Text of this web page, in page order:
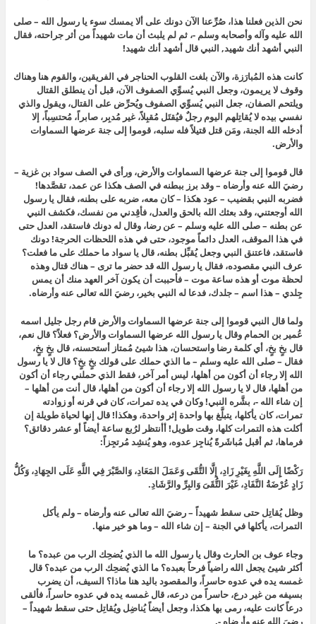
نحن الذين فعلنا هذا، صُرِّعنا الآن دونك على ألا يمسك سوء يا رسول الله – صلى
الله عليه وآله وأصحابه وسلم -، ثم لم يلبث أن مات شهيداً من أثر جراحته، فقال
النبي أشهد أنك شهيد, النبي قال أشهد أنك شهيد!
كانت هذه المُبارَزة، والآن بلغت القلوب الحناجر في الفريقين، والقوم هنا وهناك
وقوف لا يريمون، وجعل النبي يُسوِّي الصفوف الآن، قبل أن ينطلق القتال
ويلتحم الصفان، جعل النبي يُسوِّي الصفوف ويُحرِّض على القتال، ويقول والذي
نفسي بيده لا يُقاتِلهم اليوم رجلٌ فيُقتَل مُقبِلاً، غير مُدبِر، صابراً، مُحتسِباً، إلا
أدخله الله الجنة، ومَن قتل قتيلاً فله سلبه، قوموا إلى جنة عرضها السماوات
والأرض.
قال قوموا إلى جنة عرضها السماوات والأرض، ورأى في الصف سواد بن غزية –
رضيَ الله عنه وأرضاه – وقد برز ببطنه في الصف هكذا عن عمد، تقصَّدها!
فضربه النبي بقضيب – عود هكذا – كان معه، ضربه على بطنه، فقال يا رسول
الله أوجعتني، وقد بعثك الله بالحق والعدل، فأقِدني من نفسك، فكشف النبي
عن بطنه – صلى الله عليه وسلم – عن رضا، وقال له دونك فاستقد، العدل حتى
في هذا الموقف، العدل دائماً موجود، حتى في هذه اللحظات الحرجة! دونك
فاستقد، فاعتنق النبي وجعل يُقبِّل بطنه، قال يا سواد ما حملك على ما فعلت؟
عرف النبي مقصوده، فقال يا رسول الله قد حضر ما ترى – هناك قتال وهذه
لحظة موت أو هذه ساعة موت – فأحببت أن يكون آخر العهد منك أن يمس
جِلدي – هذا اسم – جلدك، فدعا له النبي بخير، رضيَ الله تعالى عنه وأرضاه.
ولما قال النبي قوموا إلى جنة عرضها السماوات والأرض قام رجل جليل اسمه
عُمير بن الحمام وقال يا رسول الله عرضها السماوات والأرض؟ فعلاً؟ قال نعم،
قال بخٍ بخٍ، أي كلمة رضا واستحسان، هذا شيئ مُمتاز أستحسنه، قال بخٍ بخٍ،
فقال – صلى الله عليه وسلم – ما الذي حملك على قولك بخٍ بخٍ؟ قال لا يا رسول
الله إلا رجاء أن أكون من أهلها، ليس أمر آخر، فقط الذي حملني رجاء أن أكون
من أهلها، قال لا يا رسول الله إلا رجاء أن أكون من أهلها، قال أنت من أهلها –
إن شاء الله -، بشَّره النبي! وكان في يده تمرات، كان في قرنه أو زوادته
تمرات، كان يأكلها، يتبلَّغ بها واحدة إثر واحدة، وهكذا! قال إنها لحياة طويلة إن
أكلت هذه التمرات كلها، وقت طويل! أأنتظر لرُبع ساعة أيضاً أو عشر دقائق؟
فرماها، ثم أقبل مُباشَرةً يُناجِز عدوه، وهو يُنشِد مُرتجِزاً:
رَكْضًا إِلَى اللَّهِ بِغَيْرِ زَادِ، إِلَّا التُّقَى وَعَمَلَ المَعَادِ، وَالصَّبْرَ فِي اللَّهِ عَلَى الجِهَادِ، وَكُلُّ
زَادٍ عُرْضَةُ النَّفَادِ، غَيْرَ التُّقَىَ وَالبِرِّ والرَّشَادِ.
وظل يُقاتِل حتى سقط شهيداً – رضيَ الله تعالى عنه وأرضاه – ولم يأكل
التمرات، يأكلها في الجنة – إن شاء الله – وما هو خير منها.
وجاء عوف بن الحارث وقال يا رسول الله ما الذي يُضحِك الرب من عبده؟ ما
أكثر شيئ يجعل الله راضياً فرحاً بعبده؟ ما الذي يُضحِك الرب من عبده؟ قال
غمسه يده في عدوه حاسراً، والمقصود باليد هنا ماذا؟ السيف، أن يضرب
بسيفه من غير درع، حاسراً من درعه، قال غمسه يده في عدوه حاسراً، فألقى
درعاً كانت عليه، رمى بها هكذا، وجعل أيضاً يُناضِل ويُقاتِل حتى سقط شهيداً –
رضيَ الله عنه وأرضاه -.